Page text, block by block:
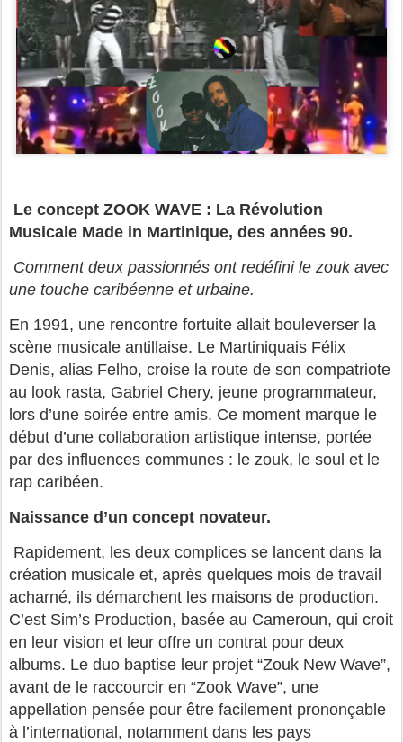
Le concept ZOOK WAVE : La Révolution
Musicale Made in Martinique, des années 90.
Comment deux passionnés ont redéfini le zouk avec
une touche caribéenne et urbaine.
En 1991, une rencontre fortuite allait bouleverser la
scène musicale antillaise. Le Martiniquais Félix
Denis, alias Felho, croise la route de son compatriote
au look rasta, Gabriel Chery, jeune programmateur,
lors d’une soirée entre amis. Ce moment marque le
début d’une collaboration artistique intense, portée
par des influences communes : le zouk, le soul et le
rap caribéen.
Naissance d’un concept novateur.
Rapidement, les deux complices se lancent dans la
création musicale et, après quelques mois de travail
acharné, ils démarchent les maisons de production.
C’est Sim’s Production, basée au Cameroun, qui croit
en leur vision et leur offre un contrat pour deux
albums. Le duo baptise leur projet “Zouk New Wave”,
avant de le raccourcir en “Zook Wave”, une
appellation pensée pour être facilement prononçable
à l’international, notamment dans les pays